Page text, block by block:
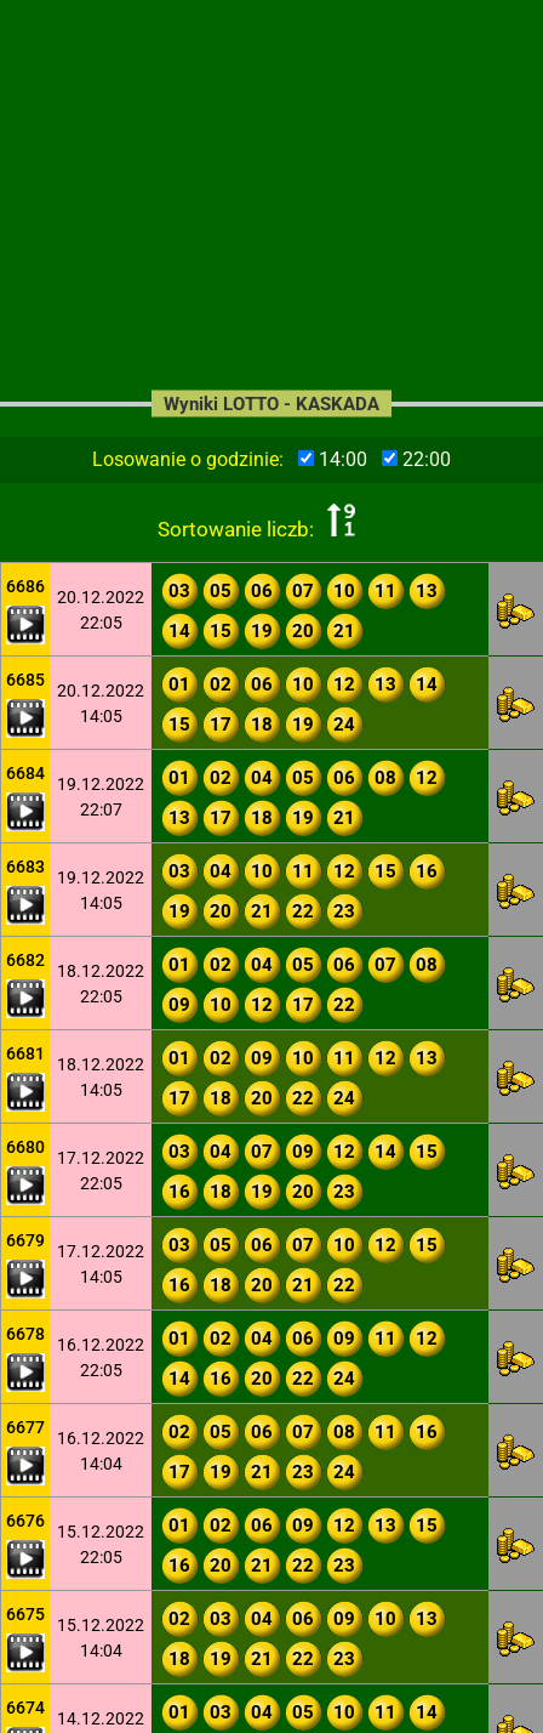
Losowanie o godzinie: 14:00 22:00
Sortowanie liczb:
Wyniki LOTTO - KASKADA
6686
20.12.2022
22:05
03 05 06 07 10 11
13
14
15 19 20 21
6685
20.12.2022
14:05
01 02 06 10 12 13
14
15
17 18 19 24
6684
19.12.2022
22:07
01 02 04 05 06 08
12
13
17 18 19 21
6683
19.12.2022
14:05
03 04 10 11 12 15
16
19
20 21 22 23
6682
18.12.2022
22:05
01 02 04 05 06 07
08
09
10 12 17 22
6681
18.12.2022
14:05
01 02 09 10 11 12
13
17
18 20 22 24
6680
17.12.2022
22:05
03 04 07 09 12 14
15
16
18 19 20 23
6679
17.12.2022
14:05
03 05 06 07 10 12
15
16
18 20 21 22
6678
16.12.2022
22:05
01 02 04 06 09 11
12
14
16 20 22 24
6677
16.12.2022
14:04
02 05 06 07 08 11
16
17
19 21 23 24
6676
15.12.2022
22:05
01 02 06 09 12 13
15
16
20 21 22 23
6675
15.12.2022
14:04
02 03 04 06 09 10
13
18
19 21 22 23
6674
14.12.2022
01 03 04 05 10 11
14